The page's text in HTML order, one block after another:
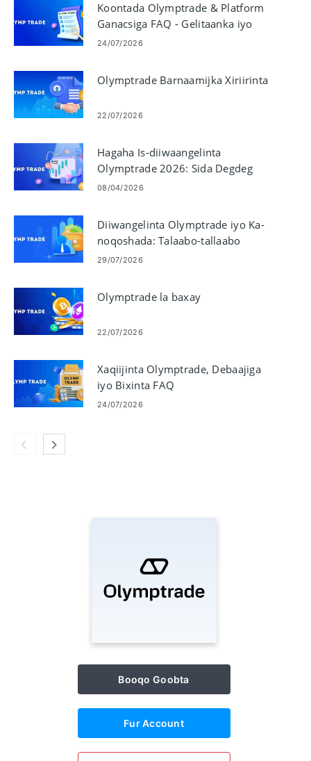
Koontada Olymptrade & Platform
Ganacsiga FAQ - Gelitaanka iyo
Amniga
24/07/2026
Olymptrade Barnaamijka Xiriirinta
22/07/2026
Hagaha Is-diiwaangelinta
Olymptrade 2026: Sida Degdeg
loogu Abuuro oo loo Xaqiijiyo
08/04/2026
Diiwangelinta Olymptrade iyo Ka-
noqoshada: Talaabo-tallaabo
Hagaha Bixinta Lacag bixinta
29/07/2026
Olymptrade la baxay
22/07/2026
Xaqiijinta Olymptrade, Debaajiga
iyo Bixinta FAQ
24/07/2026
Booqo Goobta
Fur Account